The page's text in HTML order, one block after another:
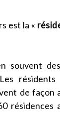
est la «
souvent
de
résidences